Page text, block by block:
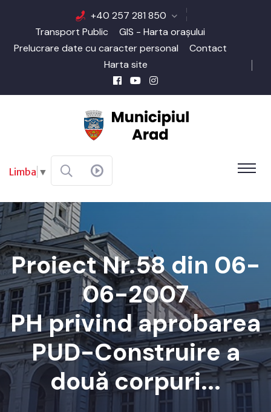
+40 257 281 850
Transport Public
GIS - Harta orașului
Prelucrare date cu caracter personal
Contact
Harta site
Limba ▼
Proiect Nr.58 din 06-
06-2007
PH privind aprobarea
PUD-Construire a
două corpuri...